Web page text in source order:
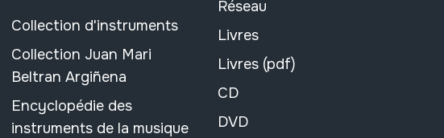
Collection d'instruments
Collection Juan Mari
Beltran Argiñena
Encyclopédie des
instruments de la musique
Réseau
Livres
Livres (pdf)
CD
DVD